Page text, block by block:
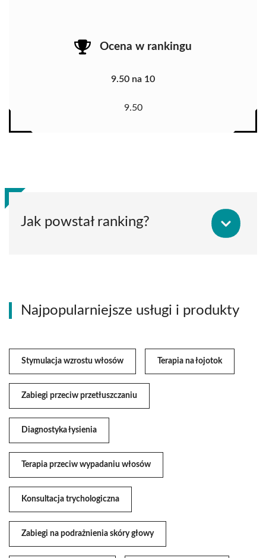
Ocena w rankingu
9.50 na 10
9.50
Jak powstał ranking?
Najpopularniejsze usługi i produkty
Stymulacja wzrostu włosów Terapia na łojotok
Zabiegi przeciw przetłuszczaniu
Diagnostyka łysienia
Terapia przeciw wypadaniu włosów
Konsultacja trychologiczna
Zabiegi na podrażnienia skóry głowy